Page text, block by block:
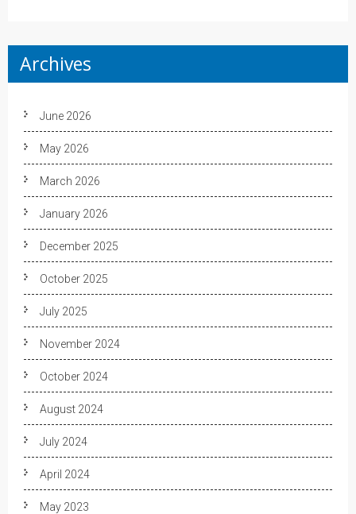
Archives
June 2026
May 2026
March 2026
January 2026
December 2025
October 2025
July 2025
November 2024
October 2024
August 2024
July 2024
April 2024
May 2023